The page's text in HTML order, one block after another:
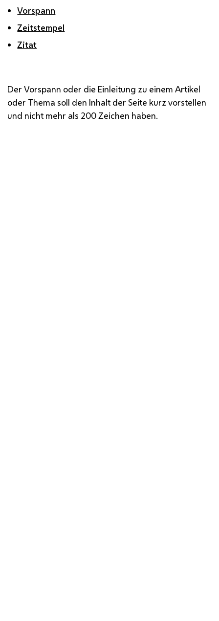
Vorspann
Zeitstempel
Zitat
Der Vorspann oder die Einleitung zu einem Artikel
oder Thema soll den Inhalt der Seite kurz vorstellen
und nicht mehr als 200 Zeichen haben.